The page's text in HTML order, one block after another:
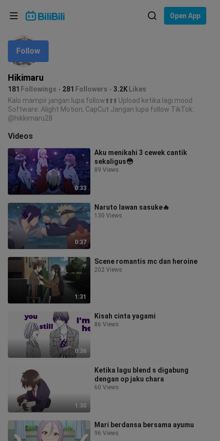
Open App
Hikimaru
181 Followings 281 Followers 3.2K Likes
Follow
Kalo mampir jangan lupa follow⬆️⬆️⬆️ Upload ketika lagi mood
Software: Alight Motion, CapCut Jangan lupa follow TikTok:
@hikkimaru28
Videos
0:33
Aku menikahi 3 cewek cantik
sekaligus😳
89 Views
0:37
Naruto lawan sasuke🔥
130 Views
1:31
Scene romantis mc dan heroine
202 Views
0:36
Kisah cinta yagami
86 Views
1:30
Ketika lagu blend s digabung
dengan op jaku chara
60 Views
Mari berdansa bersama ayumu
96 Views
Language: English
In
Choose your language
English
ภาษาไทย
Tiếng Việt
Bahasa Indonesia
Bahasa Melayu